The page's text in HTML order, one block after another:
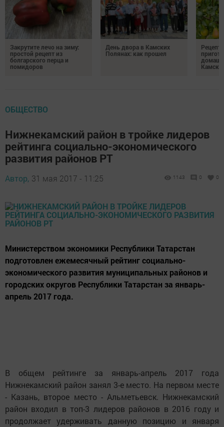
Закрутите лечо на зиму:
простой рецепт из
болгарского перца и
помидоров
День двора в Камских
Полянах: как прошел
ОБЩЕСТВО
Нижнекамский район в тройке лидеров
рейтинга социально-экономического
развития районов РТ
Автор, 31 мая 2017 - 11:25 1143 0 0
Министерством экономики Республики Татарстан
подготовлен ежемесячный рейтинг социально-
экономического развития муниципальных районов и
городских округов Республики Татарстан за январь-
апрель 2017 года.
В общем рейтинге за январь-апрель 2017 года
Нижнекамский район занял 3-е место. На первом месте
- Казань, второе место - Альметьевск. Нижнекамский
район входил в топ-3 лидеров районов в 2016 году и
продолжает удерживать данную позицию и января